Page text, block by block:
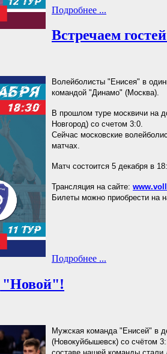
Подробнее ...
Встречаем
Волейболисты "Енисея" в
командой "Динамо" (Москва).
В прошлом туре москвичи на
Новгород) со счетом 3:0.
Сейчас московские
матчах.
Матч состоится 5 декабря в
Трансляция на сайте:
Билеты можно приобрести на
Подробнее ...
"Новой"!
Мужская команда "Енисей" в
(Новокуйбышевск) со счётом